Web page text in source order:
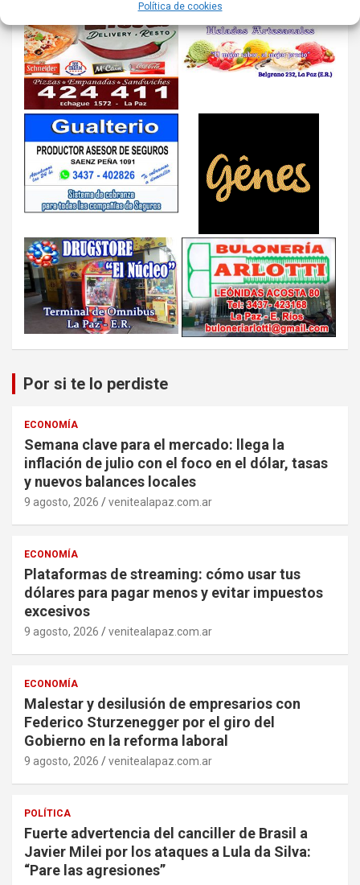
Política de cookies
Por si te lo perdiste
ECONOMÍA
Semana clave para el mercado: llega la
inflación de julio con el foco en el dólar, tasas
y nuevos balances locales
9 agosto, 2026 venitealapaz.com.ar
ECONOMÍA
Plataformas de streaming: cómo usar tus
dólares para pagar menos y evitar impuestos
excesivos
9 agosto, 2026 venitealapaz.com.ar
ECONOMÍA
Malestar y desilusión de empresarios con
Federico Sturzenegger por el giro del
Gobierno en la reforma laboral
9 agosto, 2026 venitealapaz.com.ar
POLÍTICA
Fuerte advertencia del canciller de Brasil a
Javier Milei por los ataques a Lula da Silva:
“Pare las agresiones”